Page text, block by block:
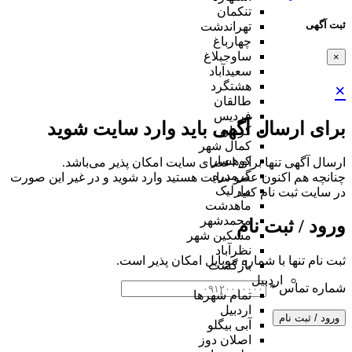
ثبت آگهی
×
×
برای ارسال آگهی باید وارد سایت شوید
ارسال آگهی تنها برای اعضای سایت امکان پذیر می‌باشد.
چنانچه هم‌ اکنون عضو سایت هستید وارد شوید و در غیر این صورت
در سایت ثبت نام کنید
ورود / ثبت نام
ثبت نام تنها با شماره موبایل امکان پذیر است.
شماره تماس*
ورود / ثبت نام
تنکمان
تهراندشت
چهارباغ
ساوجبلاغ
سعیدآباد
هشتگرد
طالقان
فردیس
کردان
کمال شهر
کوهسار
گرمدره
مارلیک
ماهدشت
محمدشهر
مشکین شهر
نظرآباد
بازگشت
اردبیل
تمام شهر‌ها
اردبیل
آبی بیگلو
اصلان دوز